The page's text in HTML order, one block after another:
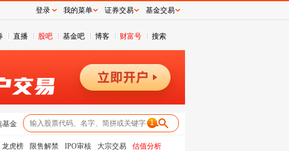
直播 股吧 基金吧 博客 财富号 搜索
基金 1
龙虎榜 限售解禁 IPO审核 大宗交易 估值分析
登录 我的菜单 证券交易 基金交易